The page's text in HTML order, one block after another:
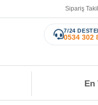
Sipariş
7/24
0534 302
En